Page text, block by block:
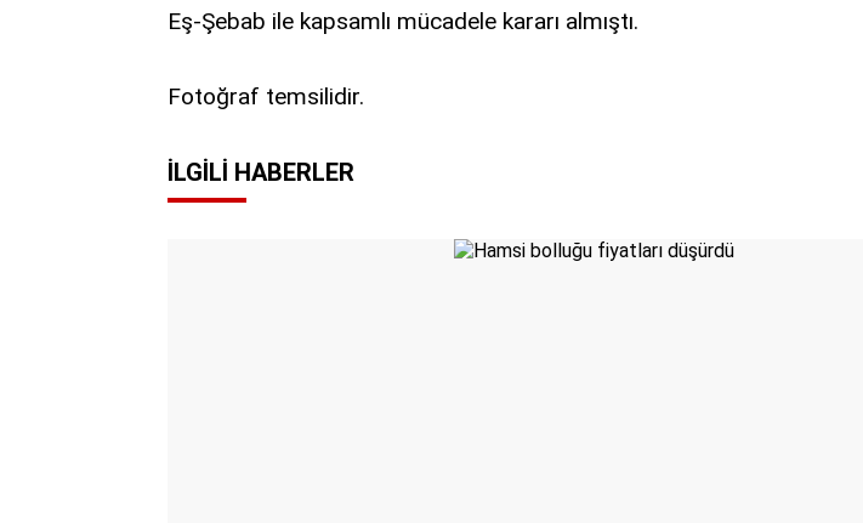
Eş-Şebab ile kapsamlı mücadele kararı almıştı.
Fotoğraf temsilidir.
İLGILI HABERLER